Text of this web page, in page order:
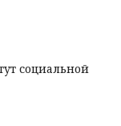
социальной